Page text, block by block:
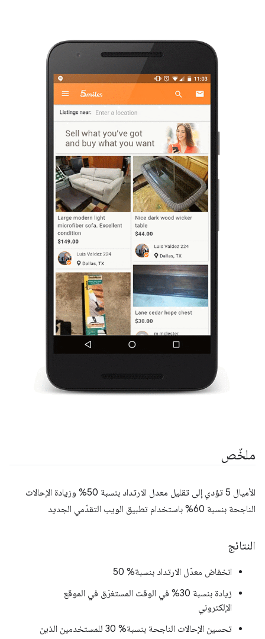
ملخّص
الأميال 5 تؤدي إلى تقليل معدل الارتداد بنسبة 50% وزيادة الإحالات
الناجحة بنسبة 60% باستخدام تطبيق الويب التقدّمي الجديد
النتائج
انخفاض معدّل الارتداد بنسبة% 50
زيادة بنسبة 30% في الوقت المستغرَق في الموقع
الإلكتروني
تحسين الإحالات الناجحة بنسبة% 30 للمستخدمين الذين